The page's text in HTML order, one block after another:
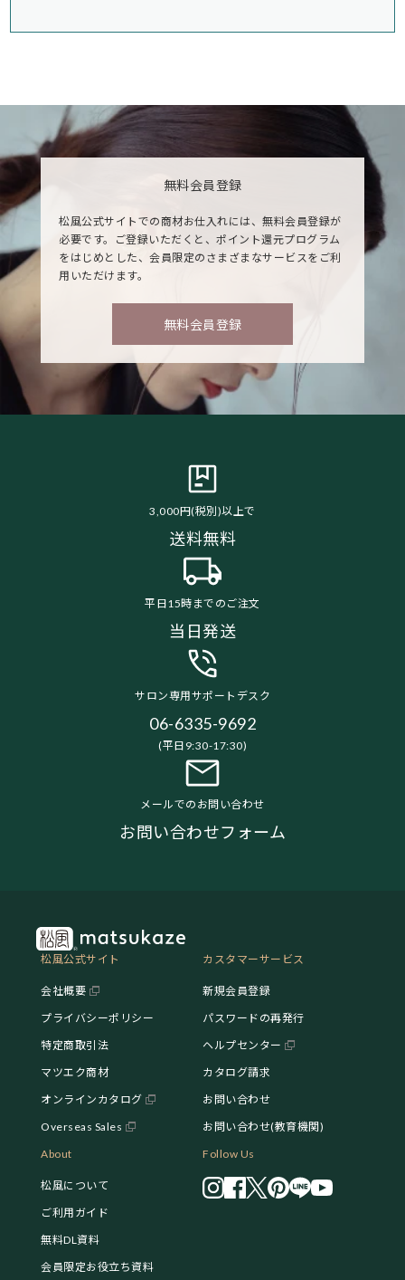
無料会員登録
松風公式サイトでの商材お仕入れには、無料会員登録が
必要です。ご登録いただくと、ポイント還元プログラム
をはじめとした、会員限定のさまざまなサービスをご利
用いただけます。
無料会員登録
3,000円(税別)以上で
送料無料
平日15時までのご注文
当日発送
サロン専用サポートデスク
06-6335-9692
(平日9:30-17:30)
メールでのお問い合わせ
お問い合わせフォーム
松風公式サイト
会社概要
プライバシーポリシー
特定商取引法
マツエク商材
オンラインカタログ
Overseas Sales
カスタマーサービス
新規会員登録
パスワードの再発行
ヘルプセンター
カタログ請求
お問い合わせ
お問い合わせ(教育機関)
About
松風について
ご利用ガイド
無料DL資料
会員限定お役立ち資料
Follow Us